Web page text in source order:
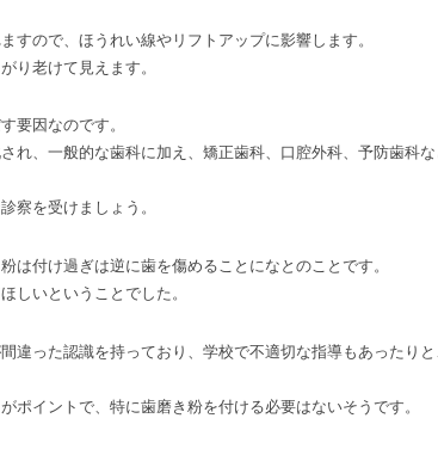
すので、ほうれい線やリフトアップに影響します。
り老けて見えます。
要因なのです。
れ、一般的な歯科に加え、矯正歯科、口腔外科、予防歯科な
察を受けましょう。
は付け過ぎは逆に歯を傷めることになとのことです。
しいということでした。
違った認識を持っており、学校で不適切な指導もあったり
ポイントで、特に歯磨き粉を付ける必要はないそうです。